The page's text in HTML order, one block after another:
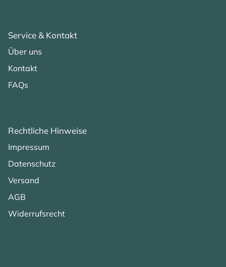
Service & Kontakt
Über uns
Kontakt
FAQs
Rechtliche Hinweise
Impressum
Datenschutz
Versand
AGB
Widerrufsrecht